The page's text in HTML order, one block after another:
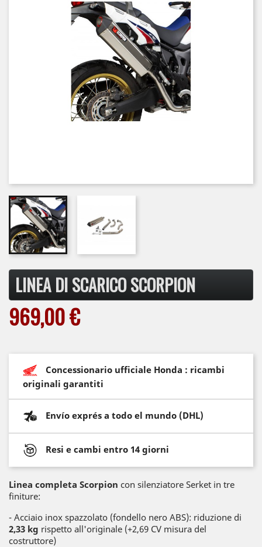
LINEA DI SCARICO SCORPION
969,00 €
Concessionario ufficiale Honda : ricambi
originali garantiti
Envío exprés a todo el mundo (DHL)
Resi e cambi entro 14 giorni
Linea completa Scorpion con silenziatore Serket in tre
finiture:
- Acciaio inox spazzolato (fondello nero ABS): riduzione di
2,33 kg rispetto all'originale (+2,69 CV misura del
costruttore)